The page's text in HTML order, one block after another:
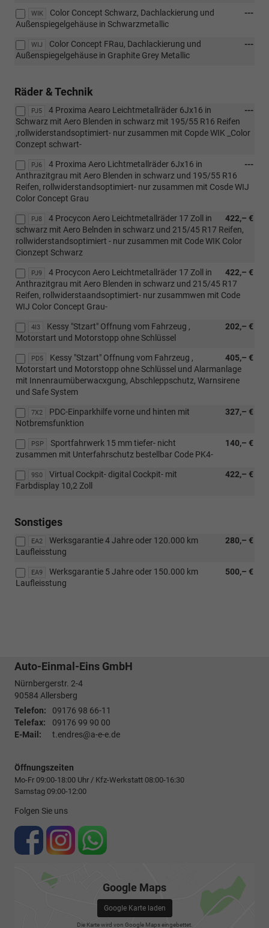
WIK ---
Color Concept Schwarz, Dachlackierung und
Außenspiegelgehäuse in Schwarzmetallic
WIJ ---
Color Concept FRau, Dachlackierung und
Außenspiegelgehäuse in Graphite Grey Metallic
Räder & Technik
PJ5 ---
4 Proxima Aearo Leichtmetallräder 6Jx16 in
Schwarz mit Aero Blenden in schwarz mit 195/55 R16 Reifen
,rollwiderstandsoptimiert- nur zusammen mit Copde WIK _Color
Conzept schwart-
PJ6 ---
4 Proxima Aero Lichtmetallräder 6Jx16 in
Anthrazitgrau mit Aero Blenden in schwarz und 195/55 R16
Reifen, rollwiderstandsoptimiert- nur zusammen mit Cosde WIJ
Color Concept Grau
PJ8 422,– €
4 Procycon Aero Leichtmetallräder 17 Zoll in
schwarz mit Aero Belnden in schwarz und 215/45 R17 Reifen,
rollwiderstandsoptimiert - nur zusammen mit Code WIK Color
Cionzept Schwarz
PJ9 422,– €
4 Procycon Aero Leichtmetallräder 17 Zoll in
Anthrazitgrau mit Aero Blenden in schwarz und 215/45 R17
Reifen, rollwiderstaandsoptimiert- nur zusammwen mit Code
WIJ Color Concept Grau-
4I3 202,– €
Kessy "Stzart" Offnung vom Fahrzeug ,
Motorstart und Motorstopp ohne Schlüssel
PD5 405,– €
Kessy "Stzart" Offnung vom Fahrzeug ,
Motorstart und Motorstopp ohne Schlüssel und Alarmanlage
mit Innenraumüberwacxgung, Abschleppschutz, Warnsirene
und Safe System
7X2 327,– €
PDC-Einparkhilfe vorne und hinten mit
Notbremsfunktion
PSP 140,– €
Sportfahrwerk 15 mm tiefer- nicht
zusammen mit Unterfahrschutz bestellbar Code PK4-
9S0 422,– €
Virtual Cockpit- digital Cockpit- mit
Farbdisplay 10,2 Zoll
Sonstiges
EA2 280,– €
Werksgarantie 4 Jahre oder 120.000 km
Laufleisstung
EA9 500,– €
Werksgarantie 5 Jahre oder 150.000 km
Laufleisstung
Auto-Einmal-Eins GmbH
Nürnbergerstr. 2-4
90584Allersberg
Telefon:
09176 98 66-11
Telefax:
09176 99 90 00
E-Mail:
t.endres@a-e-e.de
Öffnungszeiten
Mo-Fr 09:00-18:00 Uhr / Kfz-Werkstatt 08:00-16:30
Samstag 09:00-12:00
Folgen Sie uns
Google Maps
Google Karte laden
Die Karte wird von Google Maps eingebettet.